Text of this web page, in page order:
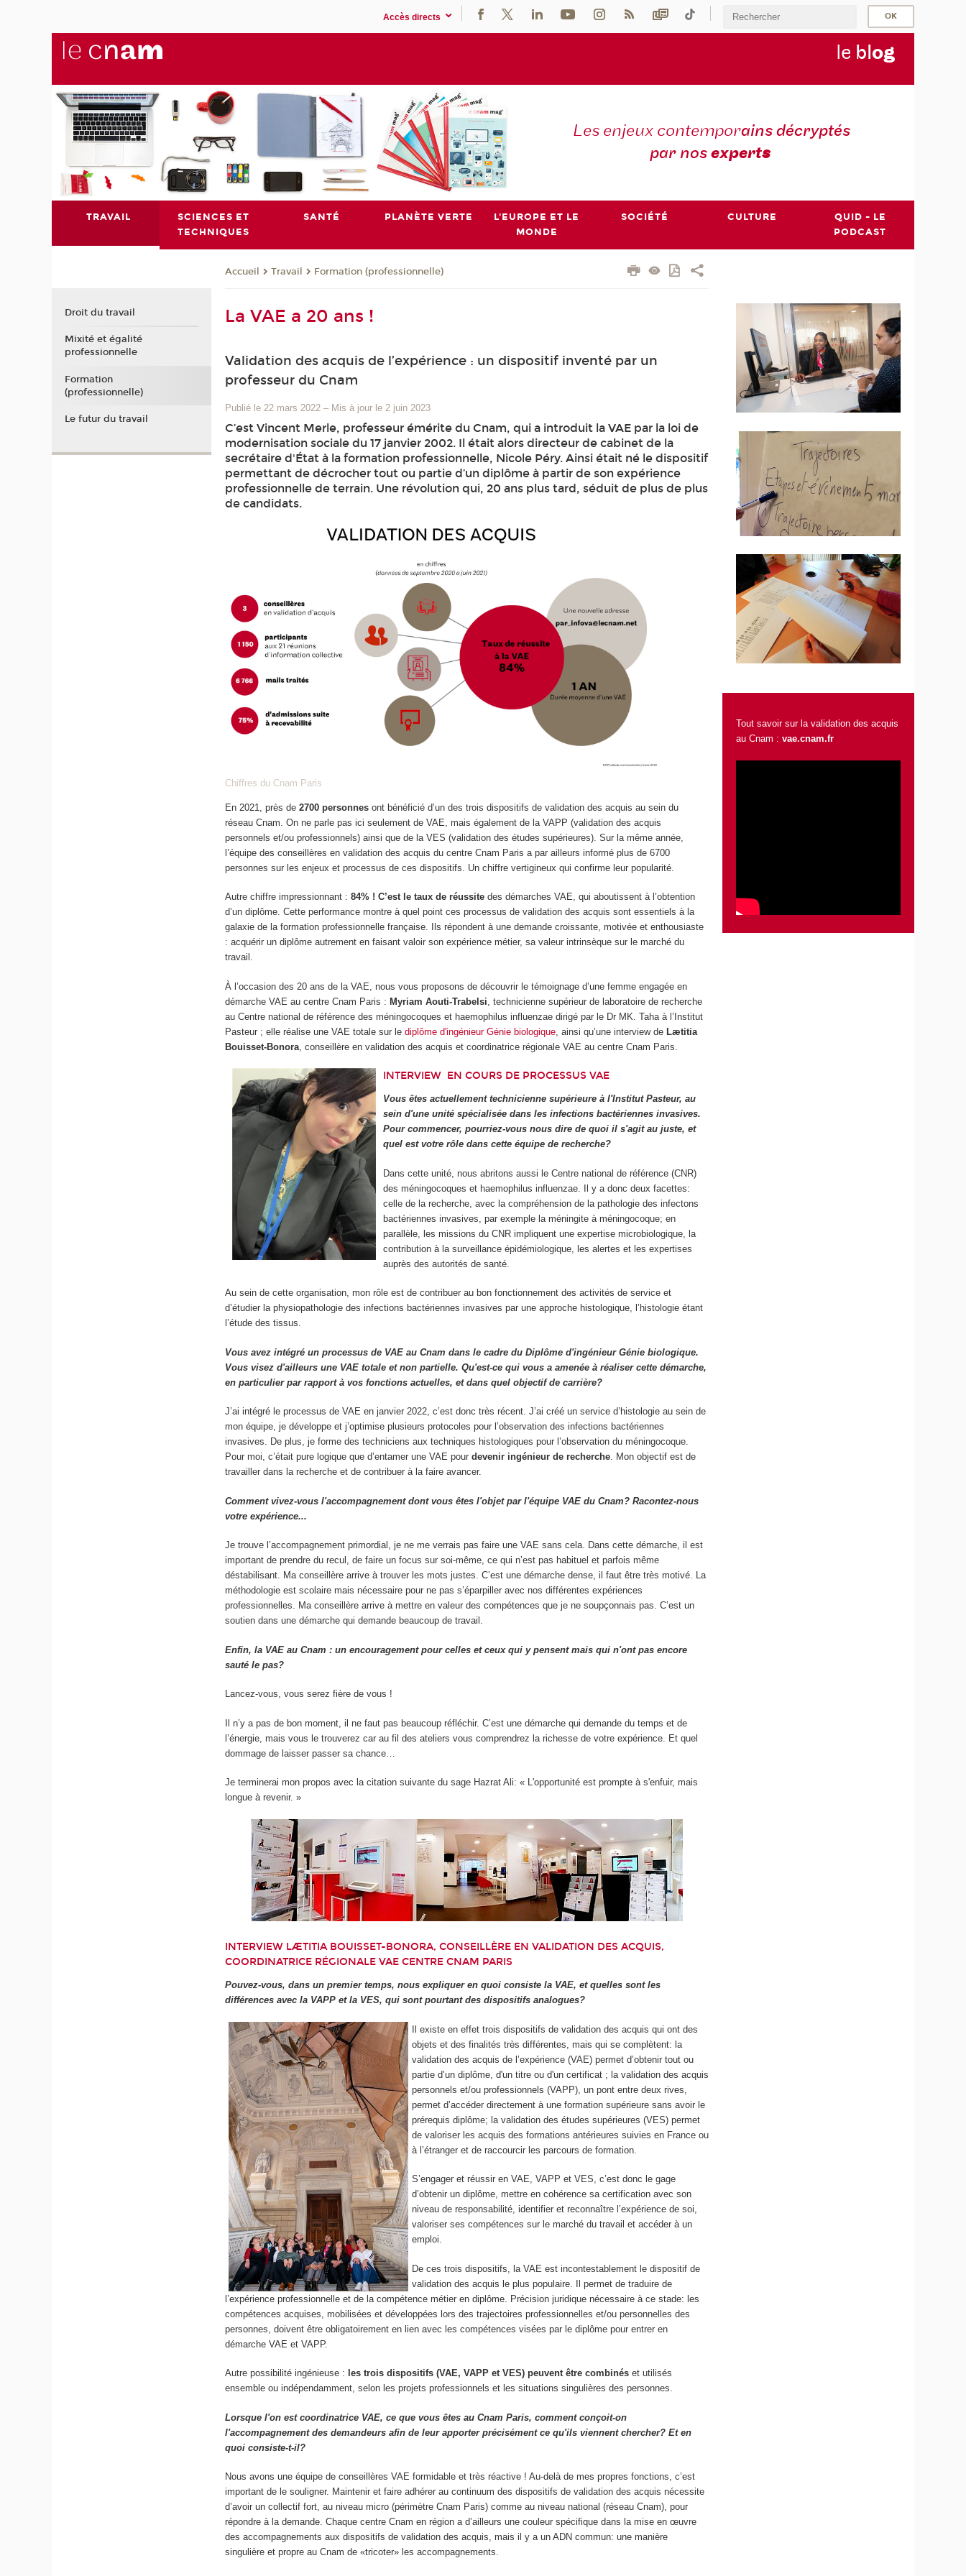
Accès directs
le blog
Les enjeux contemporains décryptés
par nosexperts
TRAVAIL
SCIENCES ET
TECHNIQUES
SANTÉ PLANÈTE VERTE
L'EUROPE ET LE
MONDE
SOCIÉTÉ CULTURE
QUID - LE
PODCAST
Accueil Travail Formation (professionnelle)
La VAE a 20 ans !
Validation des acquis de l’expérience : un dispositif inventé par un
professeur du Cnam
Publié le 22 mars 2022 – Mis à jour le 2 juin 2023
C’est Vincent Merle, professeur émérite du Cnam, qui a introduit la VAE par la loi de
modernisation sociale du 17 janvier 2002. Il était alors directeur de cabinet de la
secrétaire d'État à la formation professionnelle, Nicole Péry. Ainsi était né le dispositif
permettant de décrocher tout ou partie d’un diplôme à partir de son expérience
professionnelle de terrain. Une révolution qui, 20 ans plus tard, séduit de plus de plus
de candidats.
Chiffres du Cnam Paris
En 2021, près de2700 personnes ont bénéficié d’un des trois dispositifs de validation des acquis au sein du
réseau Cnam. On ne parle pas ici seulement de VAE, mais également de la VAPP (validation des acquis
personnels et/ou professionnels) ainsi que de la VES (validation des études supérieures). Sur la même année,
l’équipe des conseillères en validation des acquis du centre Cnam Paris a par ailleurs informé plus de 6700
personnes sur les enjeux et processus de ces dispositifs. Un chiffre vertigineux qui confirme leur popularité.
Autre chiffre impressionnant :84% ! C’est le taux de réussitedes démarches VAE, qui aboutissent à l’obtention
d’un diplôme. Cette performance montre à quel point ces processus de validation des acquis sont essentiels à la
galaxie de la formation professionnelle française. Ils répondent à une demande croissante, motivée et enthousiaste
: acquérir un diplôme autrement en faisant valoir son expérience métier, sa valeur intrinsèque sur le marché du
travail.
À l’occasion des 20 ans de la VAE, nous vous proposons de découvrir le témoignage d’une femme engagée en
démarche VAE au centre Cnam Paris :Myriam Aouti-Trabelsi , technicienne supérieur de laboratoire de recherche
au Centre national de référence des méningocoques et haemophilus influenzae dirigé par le Dr MK. Taha à l’Institut
Pasteur ; elle réalise une VAE totale sur lediplôme d'ingénieur Génie biologique , ainsi qu’une interview deLætitia
Bouisset-Bonora , conseillère en validation des acquis et coordinatrice régionale VAE au centre Cnam Paris.
INTERVIEW EN COURS DE PROCESSUS VAE
Vous êtes actuellement technicienne supérieure à l'Institut Pasteur, au
sein d'une unité spécialisée dans les infections bactériennes invasives.
Pour commencer, pourriez-vous nous dire de quoi il s'agit au juste, et
quel est votre rôle dans cette équipe de recherche?
Dans cette unité, nous abritons aussi le Centre national de référence (CNR)
des méningocoques et haemophilus influenzae. Il y a donc deux facettes:
celle de la recherche, avec la compréhension de la pathologie des infectons
bactériennes invasives, par exemple la méningite à méningocoque; en
parallèle, les missions du CNR impliquent une expertise microbiologique, la
contribution à la surveillance épidémiologique, les alertes et les expertises
auprès des autorités de santé.
Au sein de cette organisation, mon rôle est de contribuer au bon fonctionnement des activités de service et
d’étudier la physiopathologie des infections bactériennes invasives par une approche histologique, l’histologie étant
l’étude des tissus.
Vous avez intégré un processus de VAE au Cnam dans le cadre du Diplôme d'ingénieur Génie biologique.
Vous visez d'ailleurs une VAE totale et non partielle. Qu'est-ce qui vous a amenée à réaliser cette démarche,
en particulier par rapport à vos fonctions actuelles, et dans quel objectif de carrière?
J’ai intégré le processus de VAE en janvier 2022, c’est donc très récent. J’ai créé un service d’histologie au sein de
mon équipe, je développe et j’optimise plusieurs protocoles pour l’observation des infections bactériennes
invasives. De plus, je forme des techniciens aux techniques histologiques pour l’observation du méningocoque.
Pour moi, c’était pure logique que d’entamer une VAE pourdevenir ingénieur de recherche. Mon objectif est de
travailler dans la recherche et de contribuer à la faire avancer.
Comment vivez-vous l'accompagnement dont vous êtes l'objet par l'équipe VAE du Cnam? Racontez-nous
votre expérience...
Je trouve l’accompagnement primordial, je ne me verrais pas faire une VAE sans cela. Dans cette démarche, il est
important de prendre du recul, de faire un focus sur soi-même, ce qui n’est pas habituel et parfois même
déstabilisant. Ma conseillère arrive à trouver les mots justes. C’est une démarche dense, il faut être très motivé. La
méthodologie est scolaire mais nécessaire pour ne pas s’éparpiller avec nos différentes expériences
professionnelles. Ma conseillère arrive à mettre en valeur des compétences que je ne soupçonnais pas. C’est un
soutien dans une démarche qui demande beaucoup de travail.
Enfin, la VAE au Cnam : un encouragement pour celles et ceux qui y pensent mais qui n'ont pas encore
sauté le pas?
Lancez-vous, vous serez fière de vous !
Il n’y a pas de bon moment, il ne faut pas beaucoup réfléchir. C’est une démarche qui demande du temps et de
l’énergie, mais vous le trouverez car au fil des ateliers vous comprendrez la richesse de votre expérience. Et quel
dommage de laisser passer sa chance…
Je terminerai mon propos avec la citation suivante du sage Hazrat Ali: « L'opportunité est prompte à s'enfuir, mais
longue à revenir. »
INTERVIEW LÆTITIA BOUISSET-BONORA, CONSEILLÈRE EN VALIDATION DES ACQUIS,
COORDINATRICE RÉGIONALE VAE CENTRE CNAM PARIS
Pouvez-vous, dans un premier temps, nous expliquer en quoi consiste la VAE, et quelles sont les
différences avec la VAPP et la VES, qui sont pourtant des dispositifs analogues?
Il existe en effet trois dispositifs de validation des acquis qui ont des
objets et des finalités très différentes, mais qui se complètent: la
validation des acquis de l’expérience (VAE) permet d’obtenir tout ou
partie d’un diplôme, d'un titre ou d'un certificat ; la validation des acquis
personnels et/ou professionnels (VAPP), un pont entre deux rives,
permet d’accéder directement à une formation supérieure sans avoir le
prérequis diplôme; la validation des études supérieures (VES) permet
de valoriser les acquis des formations antérieures suivies en France ou
à l’étranger et de raccourcir les parcours de formation.
S’engager et réussir en VAE, VAPP et VES, c’est donc le gage
d’obtenir un diplôme, mettre en cohérence sa certification avec son
niveau de responsabilité, identifier et reconnaître l’expérience de soi,
valoriser ses compétences sur le marché du travail et accéder à un
emploi.
De ces trois dispositifs, la VAE est incontestablement le dispositif de
validation des acquis le plus populaire. Il permet de traduire de
l’expérience professionnelle et de la compétence métier en diplôme. Précision juridique nécessaire à ce stade: les
compétences acquises, mobilisées et développées lors des trajectoires professionnelles et/ou personnelles des
personnes, doivent être obligatoirement en lien avec les compétences visées par le diplôme pour entrer en
démarche VAE et VAPP.
Autre possibilité ingénieuse : les trois dispositifs (VAE, VAPP et VES) peuvent être combinés et utilisés
ensemble ou indépendamment, selon les projets professionnels et les situations singulières des personnes.
Lorsque l'on est coordinatrice VAE, ce que vous êtes au Cnam Paris, comment conçoit-on
l'accompagnement des demandeurs afin de leur apporter précisément ce qu'ils viennent chercher? Et en
quoi consiste-t-il?
Nous avons une équipe de conseillères VAE formidable et très réactive ! Au-delà de mes propres fonctions, c’est
important de le souligner. Maintenir et faire adhérer au continuum des dispositifs de validation des acquis nécessite
d’avoir un collectif fort, au niveau micro (périmètre Cnam Paris) comme au niveau national (réseau Cnam), pour
répondre à la demande. Chaque centre Cnam en région a d’ailleurs une couleur spécifique dans la mise en œuvre
des accompagnements aux dispositifs de validation des acquis, mais il y a un ADN commun: une manière
singulière et propre au Cnam de «tricoter» les accompagnements.
Tout savoir sur la validation des acquis
au Cnam :vae.cnam.fr
Droit du travail
Mixité et égalité
professionnelle
Formation
(professionnelle)
Le futur du travail